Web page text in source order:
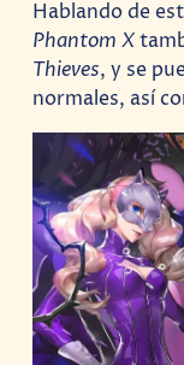
Hablando de
Phantom X
Thieves, y se
normales, así